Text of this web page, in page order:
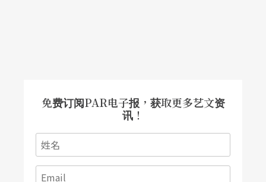
咽。她说她那时年少，顽固又不经事，而纽瑞耶夫
也不好相处，纽瑞耶夫选她合跳时，她并不是很有
信心，但是纽瑞耶夫发掘了她的才华，和他合舞，
让她知道如何投入情感，纽瑞耶夫无论何时，眼睛
免费订阅PAR电子报，获取更多艺文资
讯！